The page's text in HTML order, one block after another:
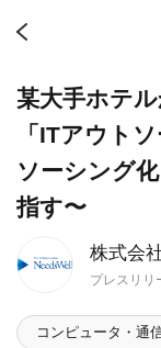
株式会
プレスリリ
某大手ホテ
「ITアウト
ソーシング
指す〜
コンピュータ・通